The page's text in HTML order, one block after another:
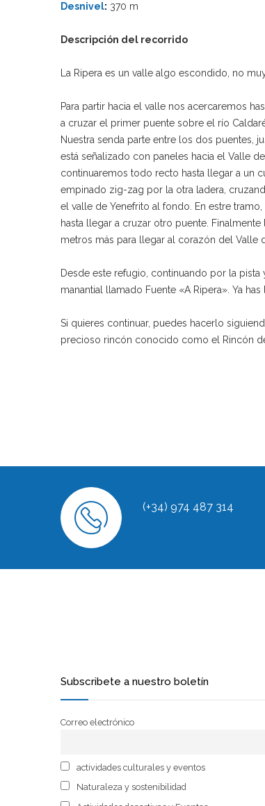
Desnivel: 370 m
Descripción del recorrido
La Ripera es un valle algo escondido, no
Para partir hacia el valle nos acercaremos
a cruzar el primer puente sobre el río
Nuestra senda parte entre los dos puentes,
está señalizado con paneles hacia el Valle
continuaremos todo recto hasta llegar a un
empinado zig-zag por la otra ladera,
el valle de Yenefrito al fondo. En estre
hasta llegar a cruzar otro puente.
metros más para llegar al corazón del Valle
Desde este refugio, continuando por la
manantial llamado Fuente «A Ripera». Ya
Si quieres continuar, puedes hacerlo
precioso rincón conocido como el Rincón
(+34) 974 487 314
Subscribete a nuestro boletín
Correo electrónico
actividades culturales y eventos
Naturaleza y sostenibilidad